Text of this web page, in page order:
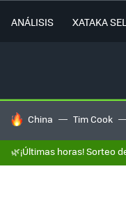
ANÁLISIS XATAKA
HOY SE HABLA DE
China Tim Cook
🌿¡Últimas horas! Sorteo